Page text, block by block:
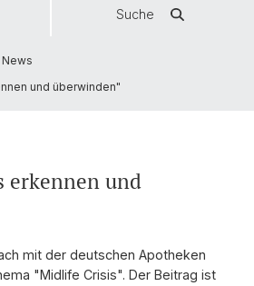
Suche
News
und überwinden"
und
mit der deutschen Apotheken
"Midlife Crisis". Der Beitrag ist